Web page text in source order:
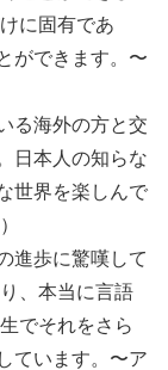
に固有であ
ができます。〜
る海外の方と交
日本人の知らな
世界を楽しんで
進歩に驚嘆して
、本当に言語
でそれをさら
ています。〜ア